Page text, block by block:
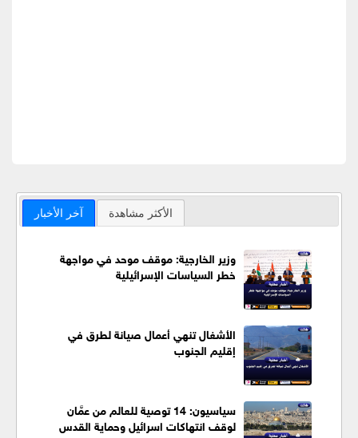
آخر الأخبار الأكثر مشاهدة
وزير الخارجية: موقف موحد في مواجهة
خطر السياسات الإسرائيلية
الأشغال تنهي أعمال صيانة لطرق في
إقليم الجنوب
سياسيون: 14 توصية للعالم من عمَّان
لوقف انتهاكات اسرائيل وحماية القدس